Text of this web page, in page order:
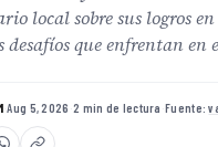
local sobre sus logros en
desafíos que enfrentan en
·Aug 5, 2026 ·2 min de lectura ·Fuente: